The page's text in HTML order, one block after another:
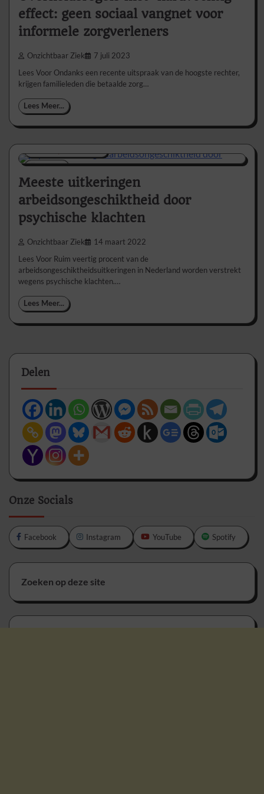
effect: geen sociaal vangnet voor
informele zorgverleners
Onzichtbaar Ziek 7 juli 2023
Lees Voor Ondanks een recente uitspraak van de hoogste rechter,
krijgen familieleden die betaalde zorg…
Lees Meer...
1 min 1
Nieuws/Informatie
Meeste uitkeringen
arbeidsongeschiktheid door
psychische klachten
Onzichtbaar Ziek 14 maart 2022
Lees Voor Ruim veertig procent van de
arbeidsongeschiktheidsuitkeringen in Nederland worden verstrekt
wegens psychische klachten.…
Lees Meer...
Delen
Onze Socials
Facebook Instagram YouTube Spotify
Zoeken op deze site